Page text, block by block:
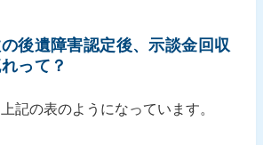
後遺障害認定後、示談金回収
って？
記の表のようになっています。